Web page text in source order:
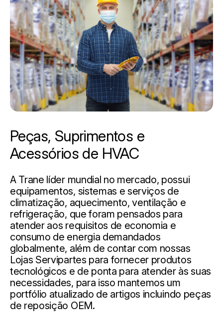
Peças, Suprimentos e
Acessórios de HVAC
A Trane líder mundial no mercado, possui
equipamentos, sistemas e serviços de
climatização, aquecimento, ventilação e
refrigeração, que foram pensados ​​para
atender aos requisitos de economia e
consumo de energia demandados
globalmente, além de contar com nossas
Lojas Servipartes para fornecer produtos
tecnológicos e de ponta para atender às suas
necessidades, para isso mantemos um
portfólio atualizado de artigos incluindo peças
de reposição OEM.